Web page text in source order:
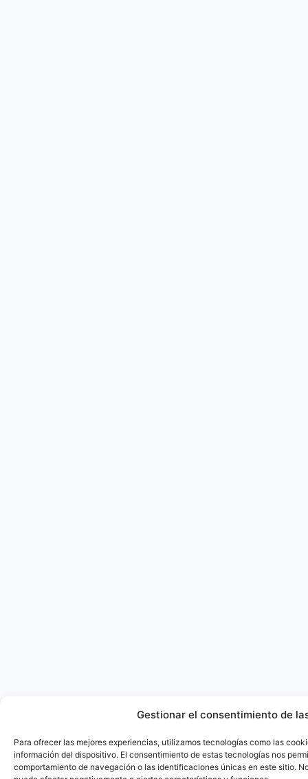
Gestionar el consentimiento de
Para ofrecer las mejores experiencias, utilizamos tecnologías como las
información del dispositivo. El consentimiento de estas tecnologías nos
comportamiento de navegación o las identificaciones únicas en este sitio.